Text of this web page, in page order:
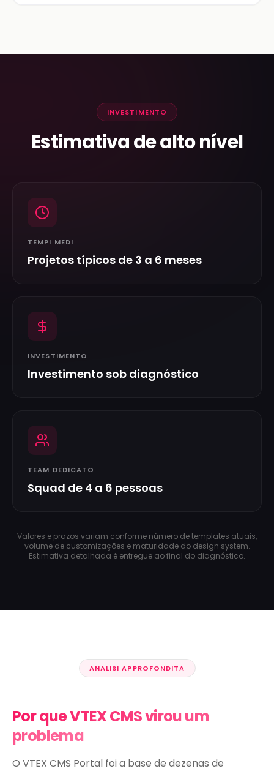
INVESTIMENTO
Estimativa de alto nível
TEMPI MEDI
Projetos típicos de 3 a 6 meses
INVESTIMENTO
Investimento sob diagnóstico
TEAM DEDICATO
Squad de 4 a 6 pessoas
Valores e prazos variam conforme número de templates atuais,
volume de customizações e maturidade do design system.
Estimativa detalhada é entregue ao final do diagnóstico.
ANALISI APPROFONDITA
Por que VTEX CMS virou um
problema
O VTEX CMS Portal foi a base de dezenas de